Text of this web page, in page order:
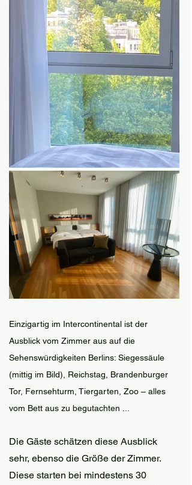
Einzigartig im Intercontinental ist der
Ausblick vom Zimmer aus auf die
Sehenswürdigkeiten Berlins: Siegessäule
(mittig im Bild), Reichstag, Brandenburger
Tor, Fernsehturm, Tiergarten, Zoo – alles
vom Bett aus zu begutachten ...
Die Gäste schätzen diese Ausblick
sehr, ebenso die Größe der Zimmer.
Diese starten bei mindestens 30